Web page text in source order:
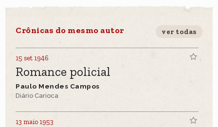
Crônicas do mesmo autor ver todas
15 set 1946
Romance policial
Paulo Mendes Campos
Diário Carioca
13 maio 1953